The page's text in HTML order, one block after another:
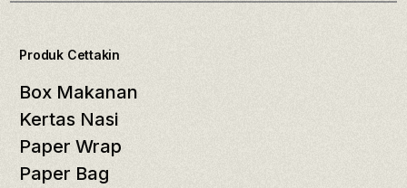
Produk Cettakin
Box Makanan
Kertas Nasi
Paper Wrap
Paper Bag